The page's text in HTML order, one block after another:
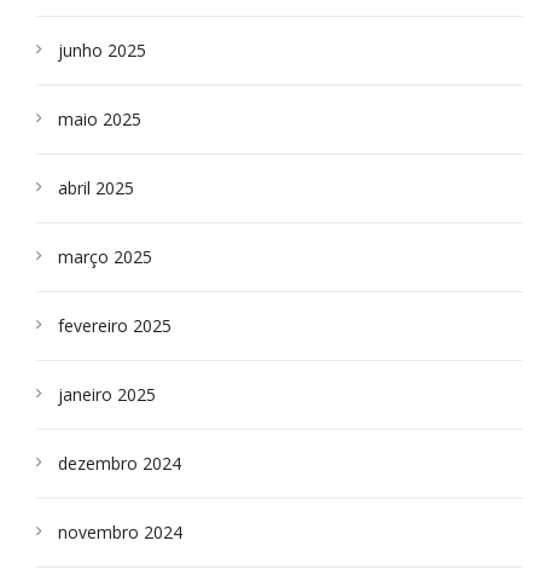
junho 2025
maio 2025
abril 2025
março 2025
fevereiro 2025
janeiro 2025
dezembro 2024
novembro 2024